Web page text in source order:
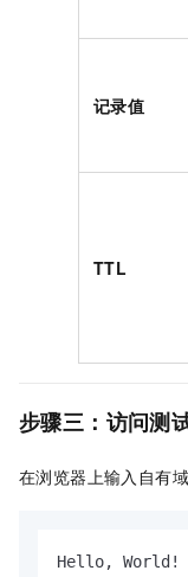
记录值
TTL
步骤三：访问测
在浏览器上输入自有
Hello, World!